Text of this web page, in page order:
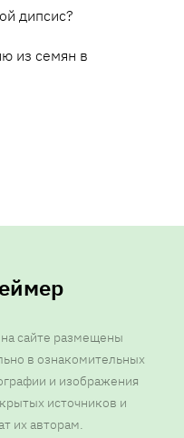
дипсис?
из семян в
сайте размещены
в ознакомительных
и изображения
источников и
их авторам.